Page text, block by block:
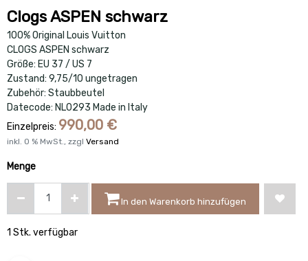
Clogs ASPEN schwarz
100% Original Louis Vuitton
CLOGS ASPEN schwarz
Größe: EU 37 / US 7
Zustand: 9,75/10 ungetragen
Zubehör: Staubbeutel
Datecode: NL0293 Made in Italy
Einzelpreis: 990,00 €
inkl. 0 % MwSt., zzgl Versand
Menge
In den Warenkorb hinzufügen
1 Stk. verfügbar